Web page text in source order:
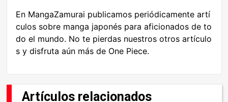
En MangaZamurai publicamos periódicamente artí
culos sobre manga japonés para aficionados de to
do el mundo. No te pierdas nuestros otros artículo
s y disfruta aún más de One Piece.
Artículos relacionados